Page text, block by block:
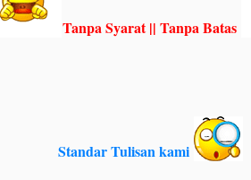
Tanpa Syarat || Tanpa Batas
Standar Tulisan kami